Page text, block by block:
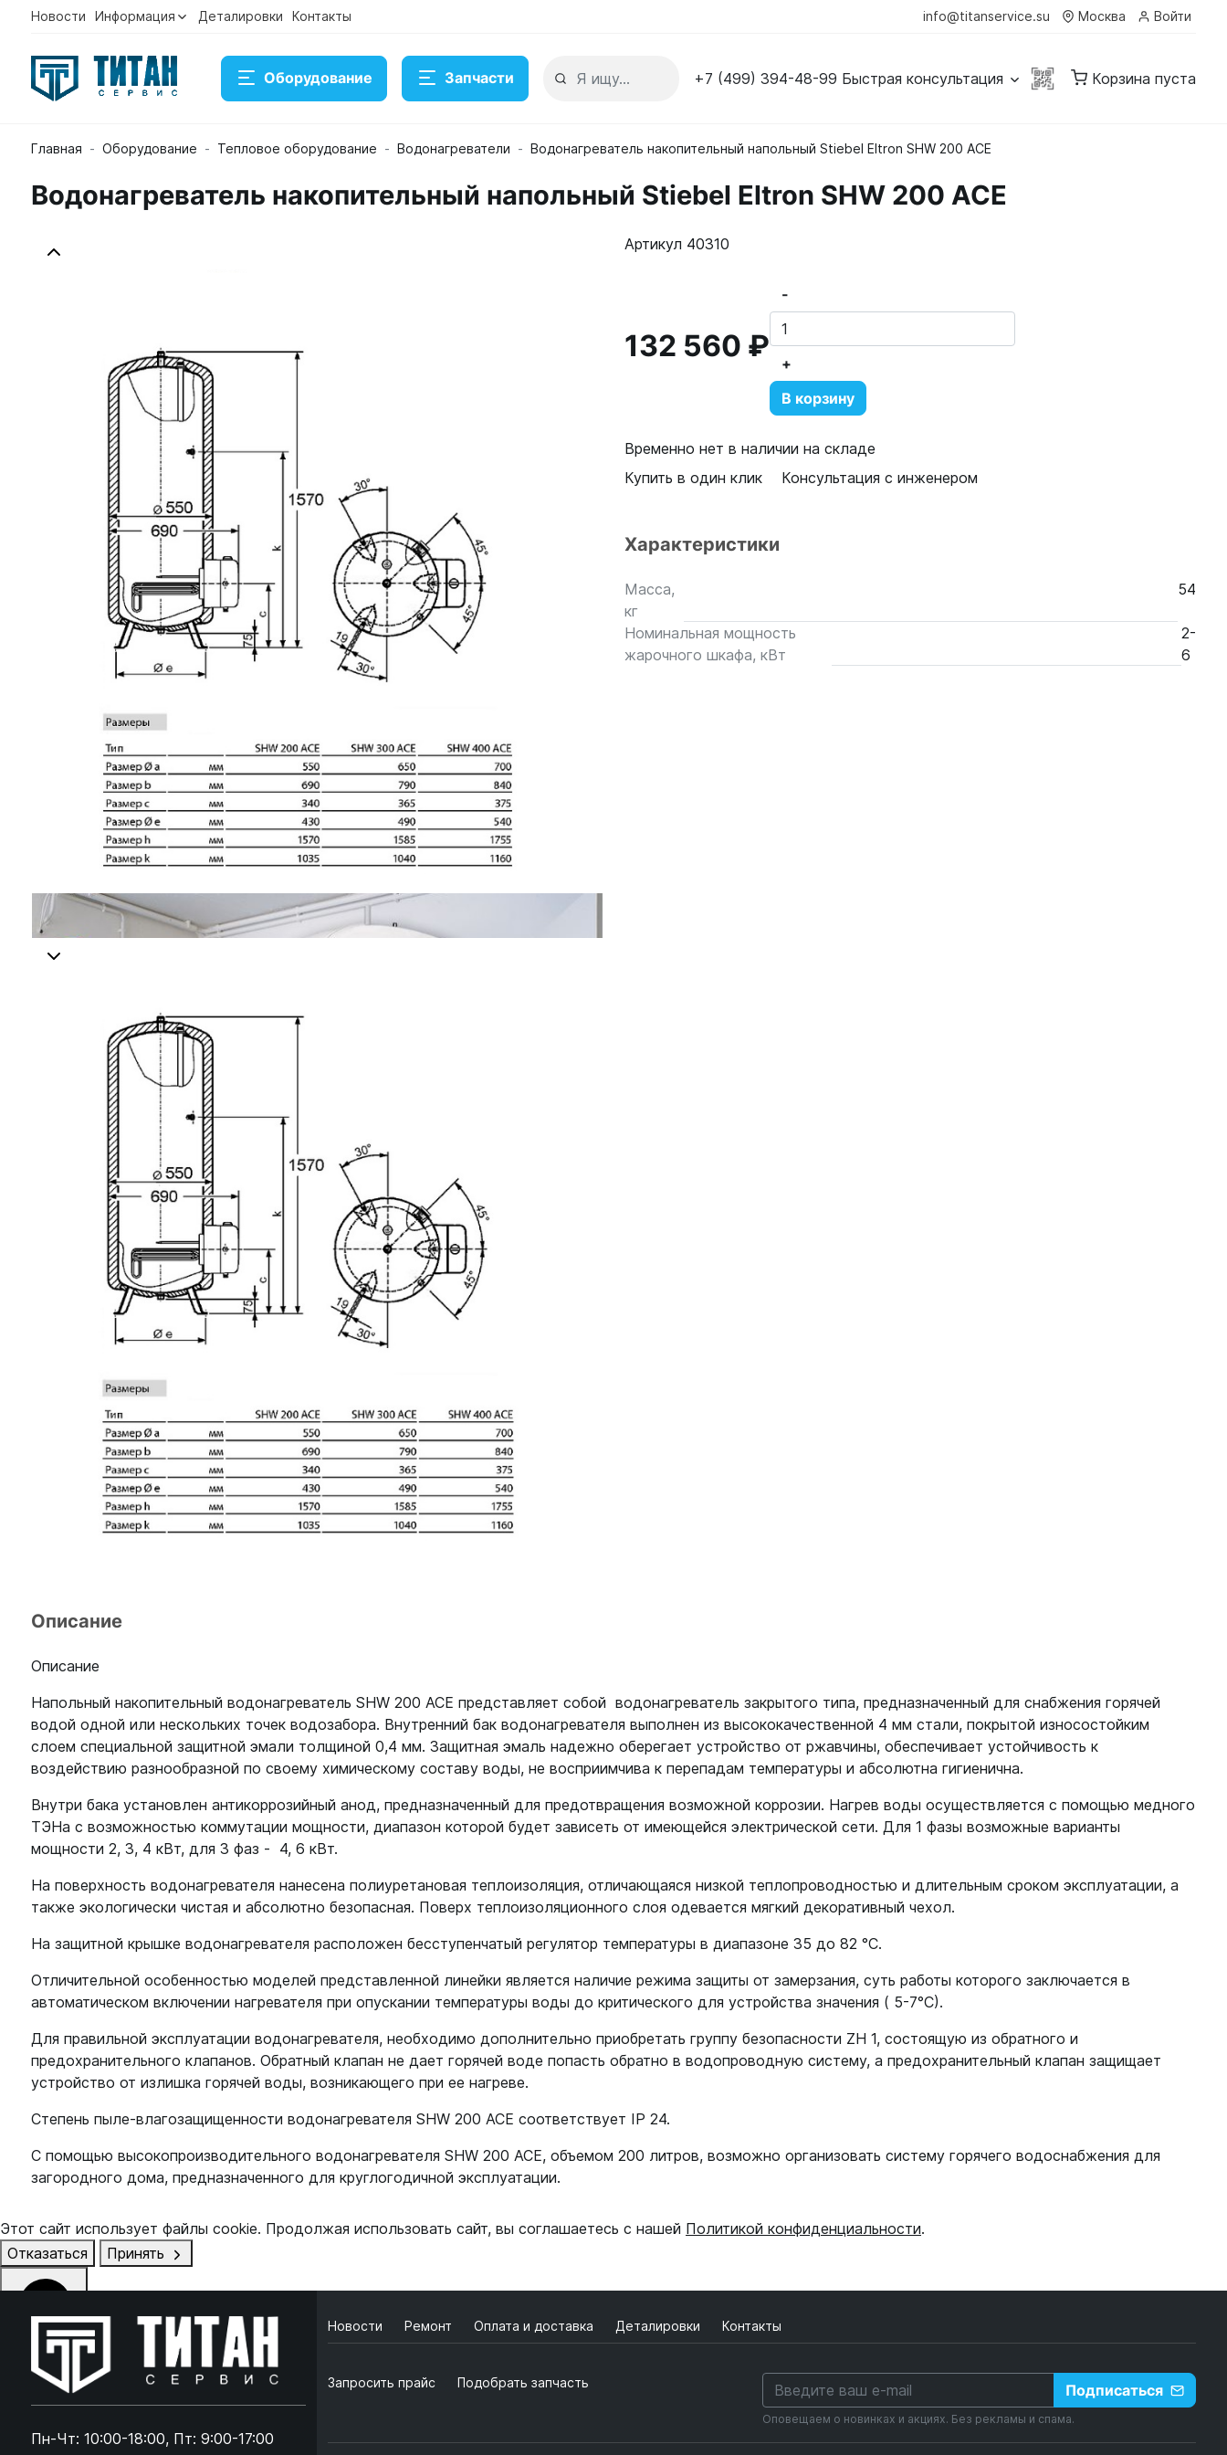
Новости Информация Деталировки Контакты info@titanservice.su Москва Войти
Оборудование Запчасти +7 (499) 394-48-99 Быстрая консультация Корзина пуста
Главная Оборудование Тепловое оборудование Водонагреватели Водонагреватель накопительный напольный Stiebel Eltron SHW 200 ACE
Водонагреватель накопительный напольный Stiebel Eltron SHW 200 ACE
Водонагреватель накопительный напольный Stiebel Eltron SHW 200 ACE
Артикул 40310
132 560 ₽
-
+
В корзину
Временно нет в наличии на складе
Купить в один клик
Консультация с инженером
Характеристики
Масса,
кг
54
Номинальная мощность
жарочного шкафа, кВт
2-
6
Описание
Описание
Напольный накопительный водонагреватель SHW 200 ACE представляет собой водонагреватель закрытого типа, предназначенный для снабжения горячей
водой одной или нескольких точек водозабора. Внутренний бак водонагревателя выполнен из высококачественной 4 мм стали, покрытой износостойким
слоем специальной защитной эмали толщиной 0,4 мм. Защитная эмаль надежно оберегает устройство от ржавчины, обеспечивает устойчивость к
воздействию разнообразной по своему химическому составу воды, не восприимчива к перепадам температуры и абсолютна гигиенична.
Внутри бака установлен антикоррозийный анод, предназначенный для предотвращения возможной коррозии. Нагрев воды осуществляется с помощью медного
ТЭНа с возможностью коммутации мощности, диапазон которой будет зависеть от имеющейся электрической сети. Для 1 фазы возможные варианты
мощности 2, 3, 4 кВт, для 3 фаз - 4, 6 кВт.
На поверхность водонагревателя нанесена полиуретановая теплоизоляция, отличающаяся низкой теплопроводностью и длительным сроком эксплуатации, а
также экологически чистая и абсолютно безопасная. Поверх теплоизоляционного слоя одевается мягкий декоративный чехол.
На защитной крышке водонагревателя расположен бесступенчатый регулятор температуры в диапазоне 35 до 82 °С.
Отличительной особенностью моделей представленной линейки является наличие режима защиты от замерзания, суть работы которого заключается в
автоматическом включении нагревателя при опускании температуры воды до критического для устройства значения ( 5-7°С).
Для правильной эксплуатации водонагревателя, необходимо дополнительно приобретать группу безопасности ZH 1, состоящую из обратного и
предохранительного клапанов. Обратный клапан не дает горячей воде попасть обратно в водопроводную систему, а предохранительный клапан защищает
устройство от излишка горячей воды, возникающего при ее нагреве.
Степень пыле-влагозащищенности водонагревателя SHW 200 ACE соответствует IP 24.
С помощью высокопроизводительного водонагревателя SHW 200 ACE, объемом 200 литров, возможно организовать систему горячего водоснабжения для
загородного дома, предназначенного для круглогодичной эксплуатации.
Пн-Чт: 10:00-18:00, Пт: 9:00-17:00
Новости Ремонт Оплата и доставка Деталировки Контакты
Запросить прайс Подобрать запчасть Подписаться
Оповещаем о новинках и акциях. Без рекламы и спама.
Этот сайт использует файлы cookie. Продолжая использовать сайт, вы соглашаетесь с нашей Политикой конфиденциальности.
Отказаться
Принять
Online чат
ONLINE
Online чат